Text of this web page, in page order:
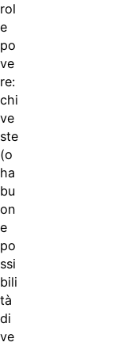
rol
e
po
ve
re:
chi
ve
ste
(o
ha
bu
on
e
po
ssi
bili
tà
di
ve